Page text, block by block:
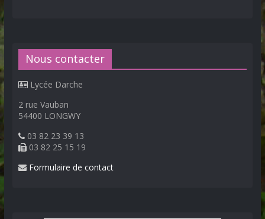
Nous contacter
Lycée Darche
2 rue Vauban
54400 LONGWY
03 82 23 39 13
03 82 25 15 19
Formulaire de contact